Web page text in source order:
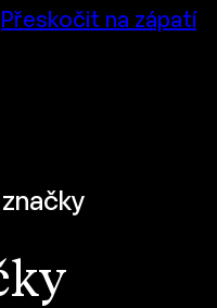
Přeskočit na zápatí
značky